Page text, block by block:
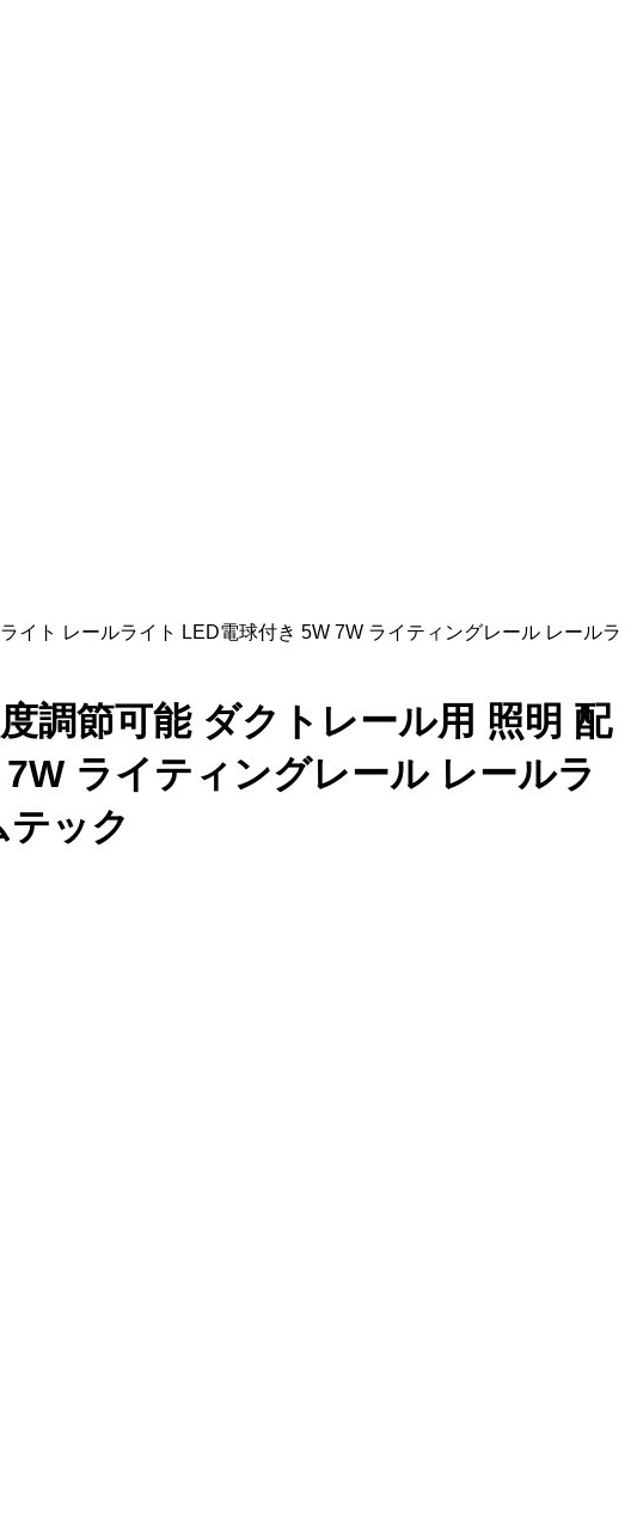
ト レールライト LED電球付き 5W 7W ライティングレール レールラ
調節可能 ダクトレール用 照明 配
ライティングレール レールラ
ック